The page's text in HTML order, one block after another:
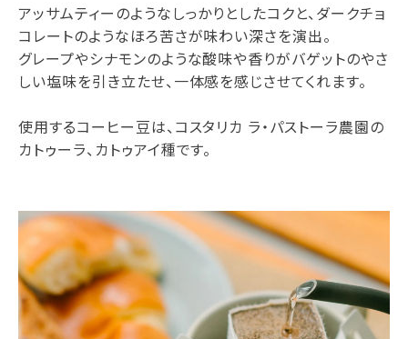
アッサムティーのようなしっかりとしたコクと、ダークチョ
コレートのようなほろ苦さが味わい深さを演出。
グレープやシナモンのような酸味や香りがバゲットのやさ
しい塩味を引き立たせ、一体感を感じさせてくれます。
使用するコーヒー豆は、コスタリカ ラ・パストーラ農園の
カトゥーラ、カトゥアイ種です。